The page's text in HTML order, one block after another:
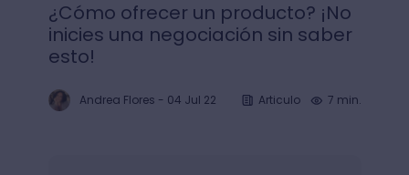
¿Cómo ofrecer un producto? ¡No
inicies una negociación sin saber
esto!
Andrea Flores - 04 Jul 22 Articulo 7 min.